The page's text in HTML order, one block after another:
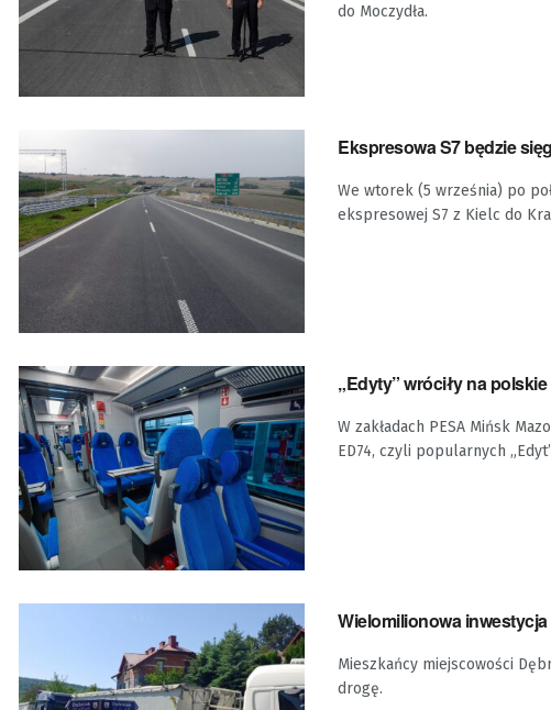
do Moczydła.
Ekspresowa S7 będzie
We wtorek (5 września) po
ekspresowej S7 z Kielc do
„Edyty” wróciły na
W zakładach PESA Mińsk
ED74, czyli popularnych
Wielomilionowa
Mieszkańcy miejscowości
drogę.